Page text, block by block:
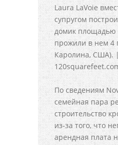
Laura LaVoie
супругом
домик площадью
прожили в нем 4
Каролина, США).
По сведениям
семейная пара
строительство
из-за того, что
арендная плата